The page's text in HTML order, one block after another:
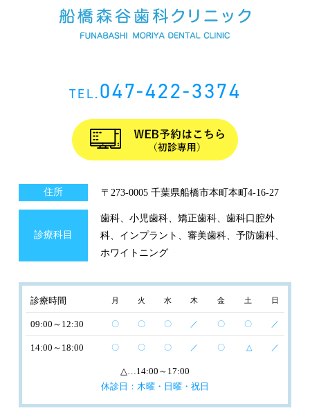
TEL.047-422-3374
住所 〒273-0005 千葉県船橋市本町本町4-16-27
診療科目
歯科、小児歯科、矯正歯科、歯科口腔外
科、インプラント、審美歯科、予防歯科、
ホワイトニング
診療時間 月 火 水 木 金 土 日
09:00～12:30 〇 〇 〇 ／ 〇 〇 ／
14:00～18:00 〇 〇 〇 ／ 〇 △ ／
△ …14:00～17:00
休診日：木曜・日曜・祝日